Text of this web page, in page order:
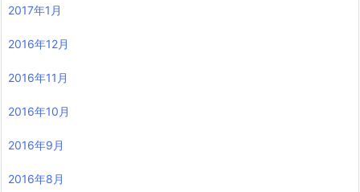
2017年1月
2016年12月
2016年11月
2016年10月
2016年9月
2016年8月